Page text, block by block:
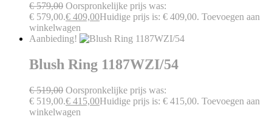
€579,00 Oorspronkelijke prijs was:
€ 579,00.€ 409,00Huidige prijs is: € 409,00. Toevoegen aan
winkelwagen
Aanbieding!
Blush Ring 1187WZI/54
€519,00 Oorspronkelijke prijs was:
€ 519,00.€ 415,00Huidige prijs is: € 415,00. Toevoegen aan
winkelwagen